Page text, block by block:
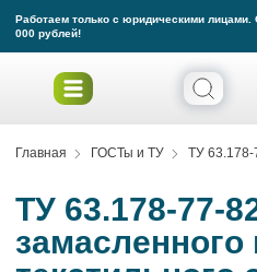
Работаем только с юридическими лицами.
000 рублей!
Главная ГОСТы и ТУ ТУ 63.178-
ТУ 63.178-77-
замасленного